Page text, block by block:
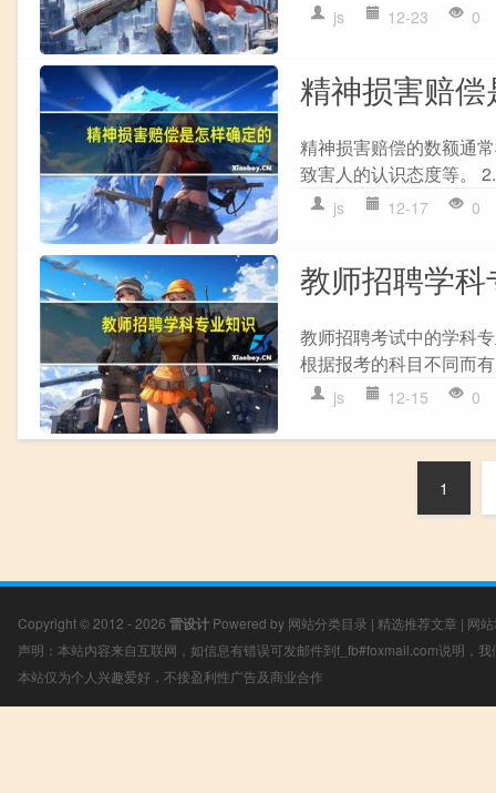
js 12-23 0
精神损害赔
精神损害赔偿的数额通
致害人的认识态度等。
js 12-17 0
教师招聘学
教师招聘考试中的学科
根据报考的科目不同而
js 12-15 0
1
Copyright © 2012 - 2026 雷设计 Powered by 网站分类目录 | 精选推荐文章 | 网
声明：本站内容来自互联网，如信息有错误可发邮件到f_fb#foxmail.com说明，
本站仅为个人兴趣爱好，不接盈利性广告及商业合作